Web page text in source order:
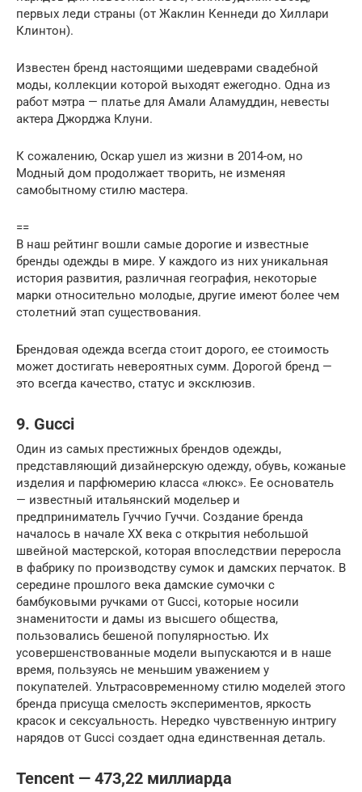
первых леди страны (от Жаклин Кеннеди до Хиллари
Клинтон).
Известен бренд настоящими шедеврами свадебной
моды, коллекции которой выходят ежегодно. Одна из
работ мэтра — платье для Амали Аламуддин, невесты
актера Джорджа Клуни.
К сожалению, Оскар ушел из жизни в 2014-ом, но
Модный дом продолжает творить, не изменяя
самобытному стилю мастера.
==
В наш рейтинг вошли самые дорогие и известные
бренды одежды в мире. У каждого из них уникальная
история развития, различная география, некоторые
марки относительно молодые, другие имеют более чем
столетний этап существования.
Брендовая одежда всегда стоит дорого, ее стоимость
может достигать невероятных сумм. Дорогой бренд —
это всегда качество, статус и эксклюзив.
9. Gucci
Один из самых престижных брендов одежды,
представляющий дизайнерскую одежду, обувь, кожаные
изделия и парфюмерию класса «люкс». Ее основатель
— известный итальянский модельер и
предприниматель Гуччио Гуччи. Создание бренда
началось в начале ХХ века с открытия небольшой
швейной мастерской, которая впоследствии переросла
в фабрику по производству сумок и дамских перчаток. В
середине прошлого века дамские сумочки с
бамбуковыми ручками от Gucci, которые носили
знаменитости и дамы из высшего общества,
пользовались бешеной популярностью. Их
усовершенствованные модели выпускаются и в наше
время, пользуясь не меньшим уважением у
покупателей. Ультрасовременному стилю моделей этого
бренда присуща смелость экспериментов, яркость
красок и сексуальность. Нередко чувственную интригу
нарядов от Gucci создает одна единственная деталь.
Tencent — 473,22 миллиарда